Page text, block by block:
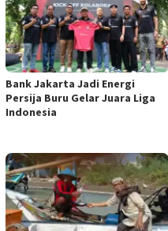
Bank Jakarta Jadi Energi
Persija Buru Gelar Juara Liga
Indonesia